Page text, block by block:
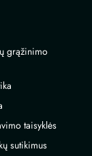
grąžinimo
taisyklės
sutikimus